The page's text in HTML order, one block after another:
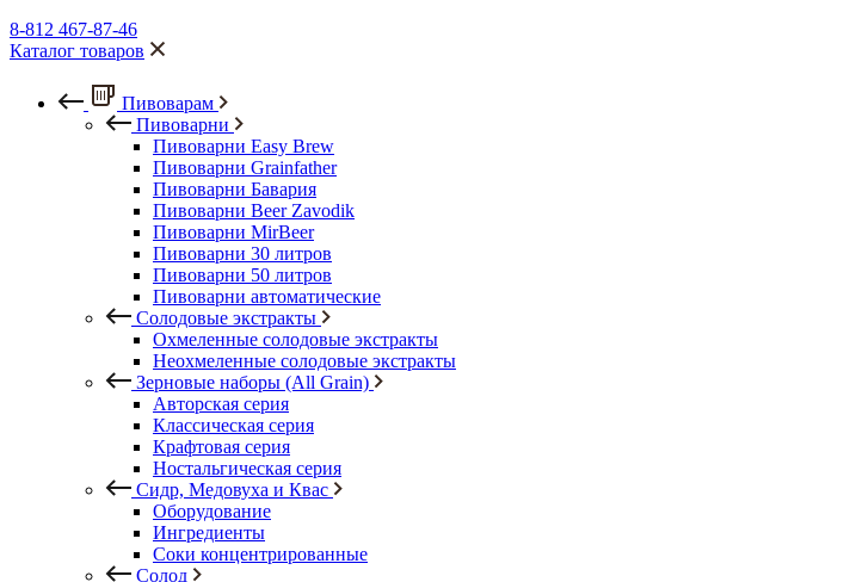
8-812 467-87-46
Каталог товаров
Пивоварам
Пивоварни
Пивоварни Easy Brew
Пивоварни Grainfather
Пивоварни Бавария
Пивоварни Beer Zavodik
Пивоварни MirBeer
Пивоварни 30 литров
Пивоварни 50 литров
Пивоварни автоматические
Солодовые экстракты
Охмеленные солодовые экстракты
Неохмеленные солодовые экстракты
Зерновые наборы (All Grain)
Авторская серия
Классическая серия
Крафтовая серия
Ностальгическая серия
Сидр, Медовуха и Квас
Оборудование
Ингредиенты
Соки концентрированные
Солод